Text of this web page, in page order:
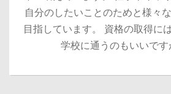
自分のしたいことのためと様々
目指しています。 資格の取得に
学校に通うのもいいです